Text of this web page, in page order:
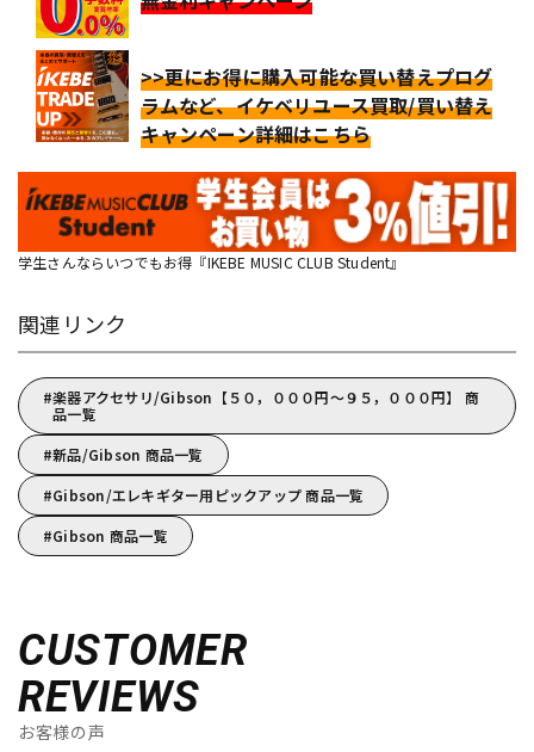
>>更にお得に購入可能な買い替えプログ
ラムなど、イケベリユース買取/買い替え
キャンペーン詳細はこちら
学生さんならいつでもお得『IKEBE MUSIC CLUB Student』
関連リンク
楽器アクセサリ/Gibson【５０，０００円～９５，０００円】 商
品一覧
新品/Gibson 商品一覧
Gibson/エレキギター用ピックアップ 商品一覧
Gibson 商品一覧
CUSTOMER
REVIEWS
お客様の声